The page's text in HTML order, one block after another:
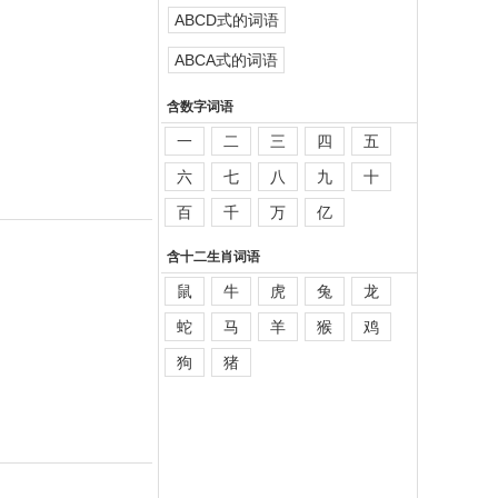
ABCD式的词语
ABCA式的词语
含数字词语
一 二 三 四
五
六
七 八 九
十
百
千 万 亿
含十二生肖词语
鼠 牛 虎 兔
龙
蛇
马 羊 猴
鸡
狗
猪